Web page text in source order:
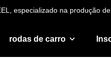
especializado na produção
rodas de carro